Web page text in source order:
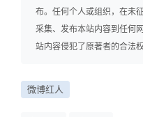
布。任何个人或组织，在未
采集、发布本站内容到任何
站内容侵犯了原著者的合法
微博红人